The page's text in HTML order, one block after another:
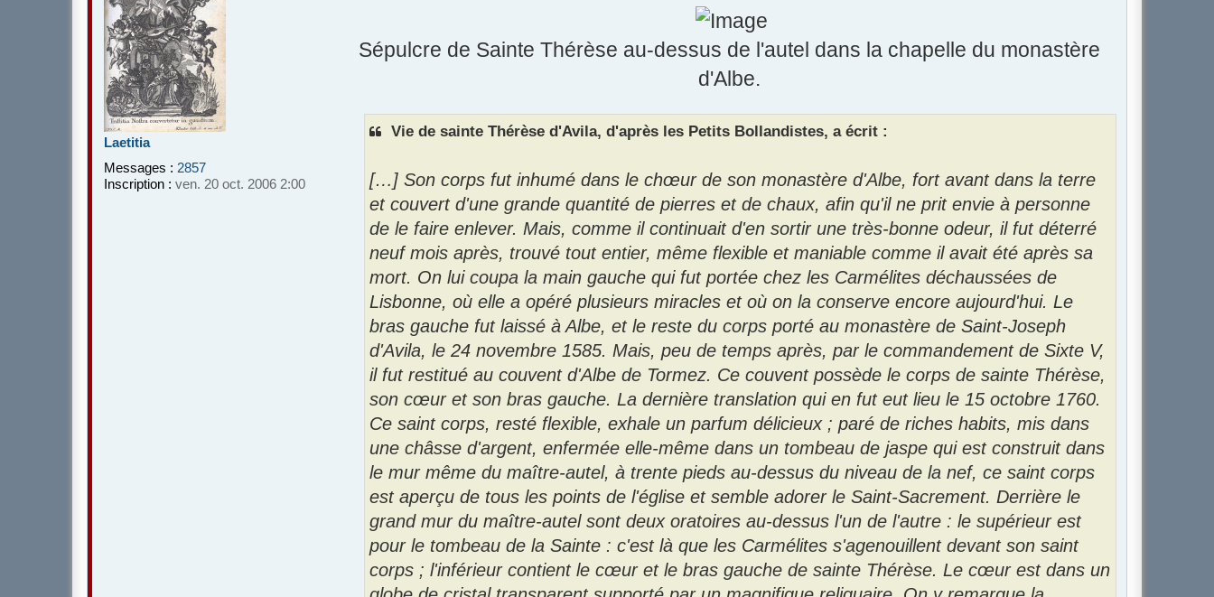
Laetitia
Messages : 2857
Inscription : ven. 20 oct. 2006 2:00
eSépulcre de Sainte Thérèse au-dessus de l'autel dans la chapelle du monastère
d'Albe.
Vie de sainte Thérèse d'Avila, d'après les Petits Bollandistes, a écrit :
[…] Son corps fut inhumé dans le chœur de son monastère d'Albe, fort avant dans la terre
et couvert d'une grande quantité de pierres et de chaux, afin qu'il ne prit envie à personne
de le faire enlever. Mais, comme il continuait d'en sortir une très-bonne odeur, il fut déterré
neuf mois après, trouvé tout entier, même flexible et maniable comme il avait été après sa
mort. On lui coupa la main gauche qui fut portée chez les Carmélites déchaussées de
Lisbonne, où elle a opéré plusieurs miracles et où on la conserve encore aujourd'hui. Le
bras gauche fut laissé à Albe, et le reste du corps porté au monastère de Saint-Joseph
d'Avila, le 24 novembre 1585. Mais, peu de temps après, par le commandement de Sixte V,
il fut restitué au couvent d'Albe de Tormez. Ce couvent possède le corps de sainte Thérèse,
son cœur et son bras gauche. La dernière translation qui en fut eut lieu le 15 octobre 1760.
Ce saint corps, resté flexible, exhale un parfum délicieux ; paré de riches habits, mis dans
une châsse d'argent, enfermée elle-même dans un tombeau de jaspe qui est construit dans
le mur même du maître-autel, à trente pieds au-dessus du niveau de la nef, ce saint corps
est aperçu de tous les points de l'église et semble adorer le Saint-Sacrement. Derrière le
grand mur du maître-autel sont deux oratoires au-dessus l'un de l'autre : le supérieur est
pour le tombeau de la Sainte : c'est là que les Carmélites s'agenouillent devant son saint
corps ; l'inférieur contient le cœur et le bras gauche de sainte Thérèse. Le cœur est dans un